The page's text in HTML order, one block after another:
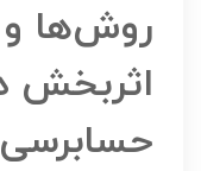
روش‌ها
اثربخش